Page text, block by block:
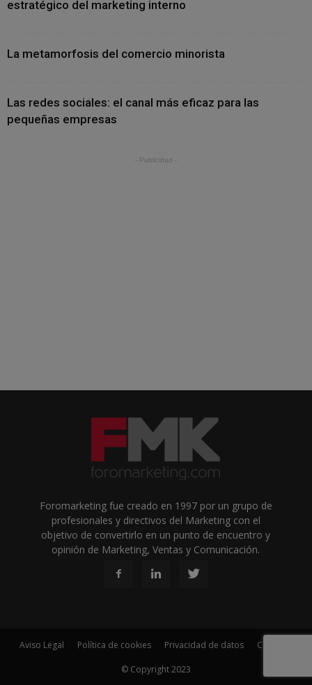
estratégico del marketing interno
La metamorfosis del comercio minorista
Las redes sociales: el canal más eficaz para las
pequeñas empresas
- Publicidad -
Foromarketing fue creado en 1997 por un grupo de
profesionales y directivos del Marketing con el
objetivo de convertirlo en un punto de encuentro y
opinión de Marketing, Ventas y Comunicación.
Aviso Legal Política de cookies Privacidad de datos Contacto
© Copyright 2023